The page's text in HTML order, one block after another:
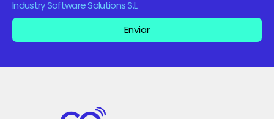
Industry Software Solutions S.L.
Enviar